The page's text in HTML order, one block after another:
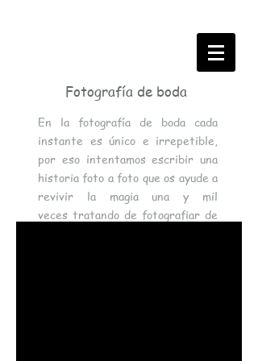
En la fotografía de boda cada
instante es único e irrepetible,
por eso intentamos escribir una
historia foto a foto que os ayude a
revivir la magia una y mil
veces tratando de fotografiar de
Fotografía de boda